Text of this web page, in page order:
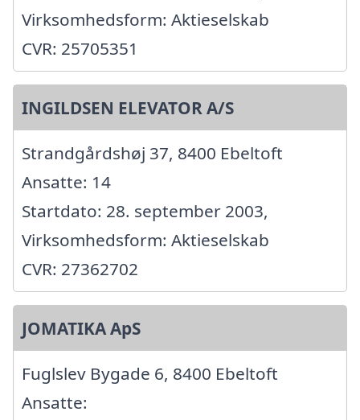
Virksomhedsform: Aktieselskab
CVR: 25705351
INGILDSEN ELEVATOR A/S
Strandgårdshøj 37, 8400 Ebeltoft
Ansatte: 14
Startdato: 28. september 2003,
Virksomhedsform: Aktieselskab
CVR: 27362702
JOMATIKA ApS
Fuglslev Bygade 6, 8400 Ebeltoft
Ansatte: